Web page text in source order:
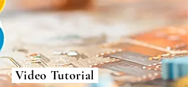
Video Tutorial